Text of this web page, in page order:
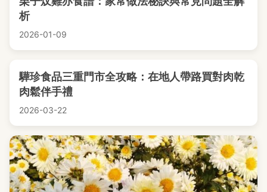
析
2026-01-09
驊珍食品三重門市全攻略：在地人帶路買對肉乾
肉鬆伴手禮
2026-03-22